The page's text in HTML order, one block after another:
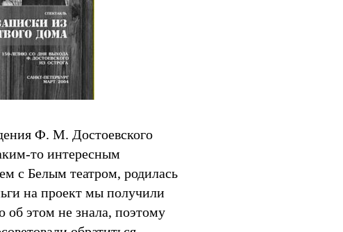
Ф. М. Достоевского
то интересным
с Белым театром, родилась
на проект мы получили
об этом не знала, поэтому